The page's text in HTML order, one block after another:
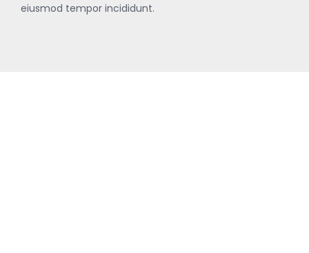
eiusmod tempor incididunt.